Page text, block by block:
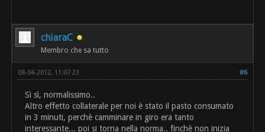
chiaraC
Membro che sa tutto
#6
08-04-2012, 11:07 23
Sì sì, normalissimo..
Altro effetto collaterale per noi è stato il pasto consumato
in 3 minuti, perchè camminare in giro era tanto
interessante... poi si torna nella norma.. finchè non inizia